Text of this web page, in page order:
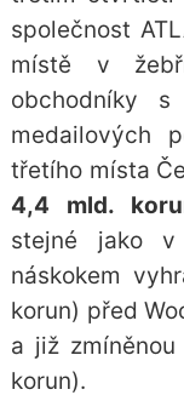
společnost
místě v
obchodníky
medailových
třetího místa
4,4 mld.
stejné jako
náskokem
korun) před
a již zmíněnou
korun).